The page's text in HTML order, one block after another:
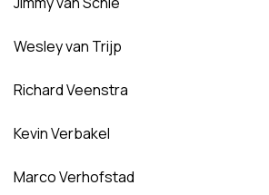
Wesley van Trijp
Richard Veenstra
Kevin Verbakel
Marco Verhofstad